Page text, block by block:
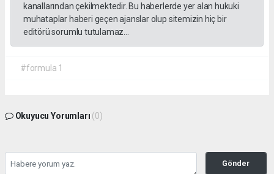
kanallarından çekilmektedir. Bu haberlerde yer alan hukuki
muhataplar haberi geçen ajanslar olup sitemizin hiç bir
editörü sorumlu tutulamaz...
#formula 1
Okuyucu Yorumları (0)
Gönder